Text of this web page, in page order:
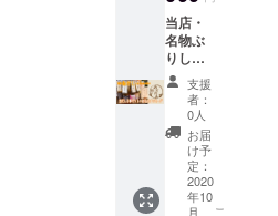
頭での
受け取
りのみ
※チケッ
ト有効
期限:２
年１０
月〜３
年４月
迄利用
可能。
お赤飯
・煮物
・お漬
物 ・歯
固め石
・水引
送はご
ざいま
せん、
店頭受
け渡し
当店・
名物ぶ
りしゃ
ぶの出
汁【あ
ざれあ
の味
白だ
し】３
本セッ
ト＆お
支援
者：
0人
お届
け予
定：
2020
年10
月